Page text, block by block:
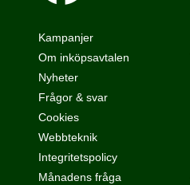
Kampanjer
Om inköpsavtalen
Nyheter
Frågor & svar
Cookies
Webbteknik
Integritetspolicy
Månadens fråga